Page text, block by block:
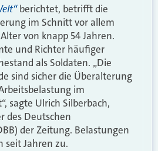
berichtet, betrifft die
im Schnitt vor allem
von knapp 54 Jahren.
und Richter häufiger
als Soldaten. „Die
sind sicher die Überalterung
im
sagte Ulrich Silberbach,
des Deutschen
der Zeitung. Belastungen
seit Jahren zu.